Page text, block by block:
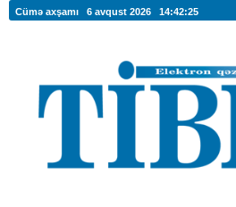
Cümə axşamı 6 avqust 2026 14:42:25